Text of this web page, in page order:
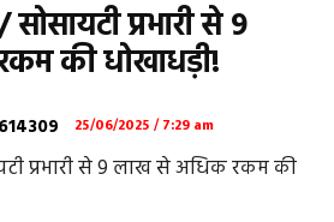
प्रभारी से 9
की धोखाधड़ी!
25/06/2025 / 7:29 am
प्रभारी से 9 लाख से अधिक रकम की